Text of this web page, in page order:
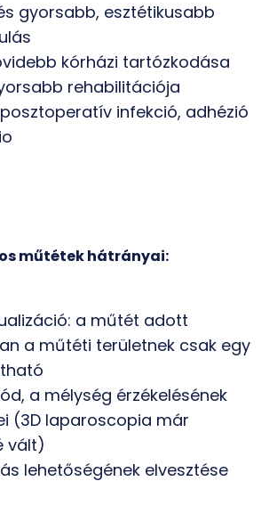
gyorsabb, esztétikusabb
kórházi tartózkodása
rehabilitációja
infekció, adhézió
műtétek hátrányai:
a műtét adott
a műtéti területnek csak egy
a mélység érzékelésének
(3D laparoscopia már
vált)
lehetőségének elvesztése